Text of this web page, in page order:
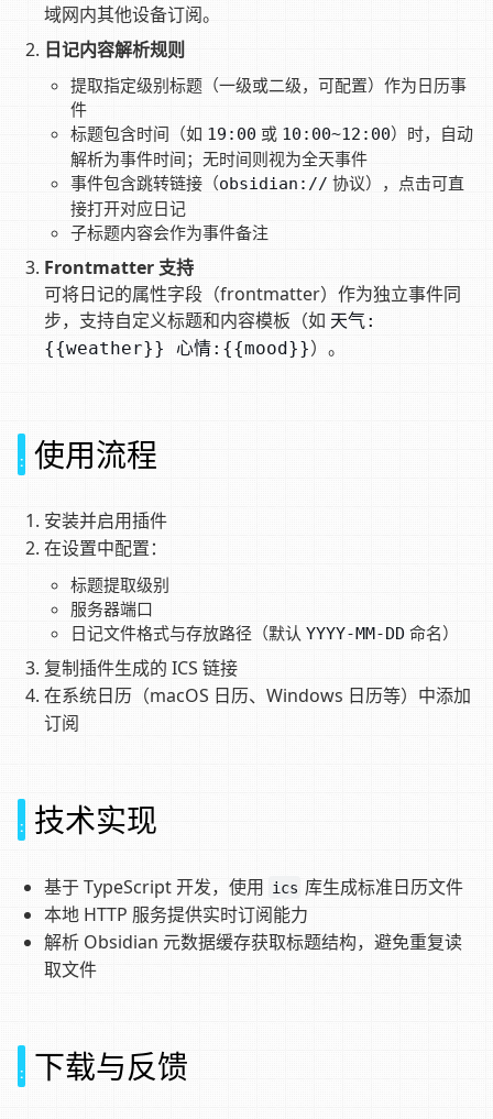
域网内其他设备订阅。
日记内容解析规则
提取指定级别标题（一级或二级，可配置）作为日历事
件
标题包含时间（如 19:00 或 10:00~12:00）时，自动
解析为事件时间；无时间则视为全天事件
事件包含跳转链接（obsidian:// 协议），点击可直
接打开对应日记
子标题内容会作为事件备注
Frontmatter 支持
可将日记的属性字段（frontmatter）作为独立事件同
步，支持自定义标题和内容模板（如 天气:
{{weather}} 心情:{{mood}}）。
使用流程
安装并启用插件
在设置中配置：
标题提取级别
服务器端口
日记文件格式与存放路径（默认 YYYY-MM-DD 命名）
复制插件生成的 ICS 链接
在系统日历（macOS 日历、Windows 日历等）中添加
订阅
技术实现
基于 TypeScript 开发，使用 ics 库生成标准日历文件
本地 HTTP 服务提供实时订阅能力
解析 Obsidian 元数据缓存获取标题结构，避免重复读
取文件
下载与反馈